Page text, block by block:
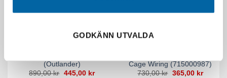
GODKÄNN UTVALDA
(Outlander)
890,00kr Det
445,00 krDet
Cage Wiring (715000987)
730,00kr Det
365,00 krDet